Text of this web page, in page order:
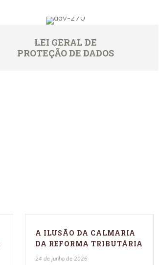
LEI GERAL DE
PROTEÇÃO DE DADOS
A ILUSÃO DA CALMARIA
DA REFORMA TRIBUTÁRIA
24 de junho de 2026